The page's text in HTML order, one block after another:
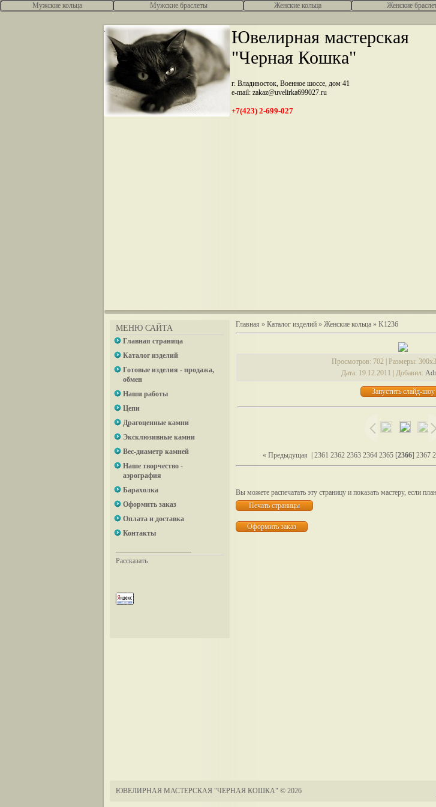
Мужские кольца Мужские браслеты Женcкие кольца Женские
.
Ювелирная мастерская
"Черная Кошка"
г. Владивосток, Военное шоссе, дом 41
e-mail: zakaz@uvelirka699027.ru
+7(423) 2-699-027
МЕНЮ САЙТА
Главная страница
Каталог изделий
Готовые изделия - продажа,
обмен
Наши работы
Цепи
Драгоценные камни
Эксклюзивные камни
Вес-диаметр камней
Наше творчество -
аэрография
Барахолка
Оформить заказ
Оплата и доставка
Контакты
Рассказать
Главная » Каталог изделий » Женские кольца » K1236
Просмотров: 702 | Размеры:
Дата: 19.12.2011 | Добавил:
« Предыдущая 2361 2362 2363 2364 2365 [2366] 2367
Вы можете распечатать эту страницу и показать мастеру, если
ЮВЕЛИРНАЯ МАСТЕРСКАЯ "ЧЕРНАЯ КОШКА" © 2026